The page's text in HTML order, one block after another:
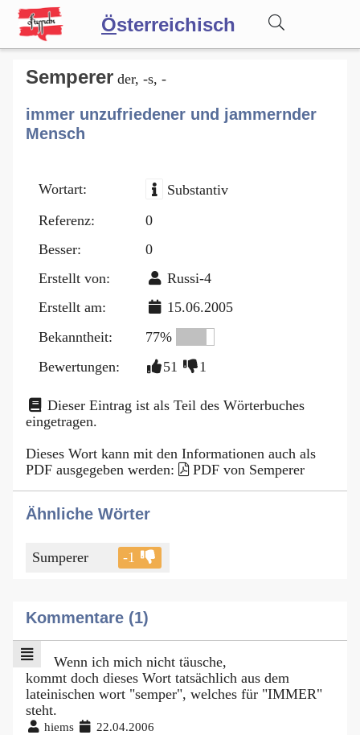
Österreichisch
Wörterbuch
Forum
Semperer der, -s, -
immer unzufriedener und jammernder
Mensch
Wortart:
Substantiv
Referenz:
0
Besser:
0
Erstellt von:
Russi-4
Erstellt am:
15.06.2005
Bekanntheit:
77%
Bewertungen:
51 1
Dieser Eintrag ist als Teil des Wörterbuches
eingetragen.
Dieses Wort kann mit den Informationen auch als
PDF ausgegeben werden:
PDF von Semperer
Ähnliche Wörter
Sumperer -1
Kommentare (1)
Wenn ich mich nicht täusche,
kommt doch dieses Wort tatsächlich aus dem
lateinischen wort "semper", welches für "IMMER"
steht.
hiems 22.04.2006